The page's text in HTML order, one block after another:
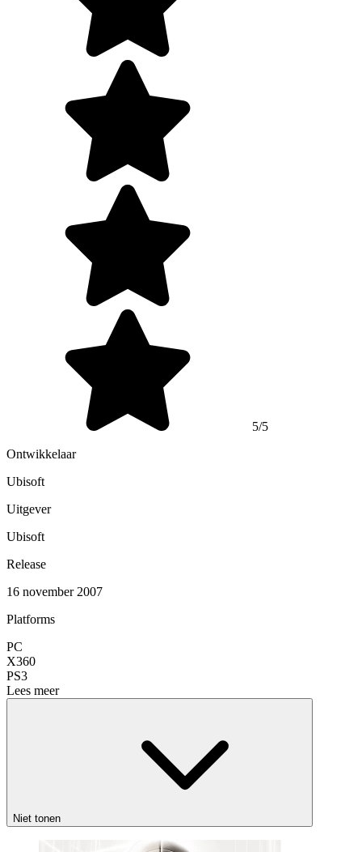
5/5
Ontwikkelaar
Ubisoft
Uitgever
Ubisoft
Release
16 november 2007
Platforms
PC
X360
PS3
Lees meer
Niet tonen